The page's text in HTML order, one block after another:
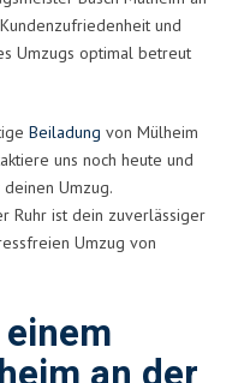
und
Umzugs optimal betreut
Beiladung von Mülheim
uns noch heute und
Umzug.
Ruhr ist dein zuverlässiger
Umzug von